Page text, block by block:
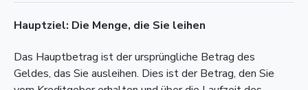
Hauptziel: Die Menge, die Sie leihen
Das Hauptbetrag ist der ursprüngliche Betrag des
Geldes, das Sie ausleihen. Dies ist der Betrag, den Sie